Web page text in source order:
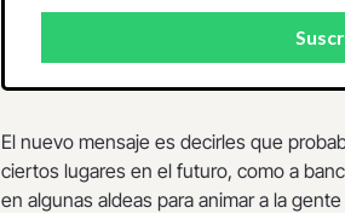
El nuevo mensaje es decirles que
ciertos lugares en el futuro, como a
en algunas aldeas para animar a la